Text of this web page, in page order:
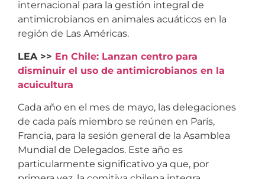
internacional para la gestión integral de
antimicrobianos en animales acuáticos en la
región de Las Américas.
LEA >> En Chile: Lanzan centro para
disminuir el uso de antimicrobianos en la
acuicultura
Cada año en el mes de mayo, las delegaciones
de cada país miembro se reúnen en París,
Francia, para la sesión general de la Asamblea
Mundial de Delegados. Este año es
particularmente significativo ya que, por